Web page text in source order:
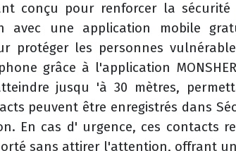
conçu pour renforcer la
avec une application mobile
protéger les personnes
grâce à l'application
jusqu 'à 30 mètres,
peuvent être enregistrés dans
En cas d' urgence, ces contacts
sans attirer l'attention, offrant